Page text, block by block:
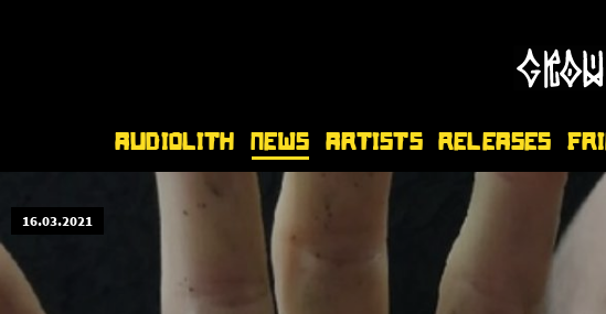
Audiolith News Artists Releases
16.03.2021